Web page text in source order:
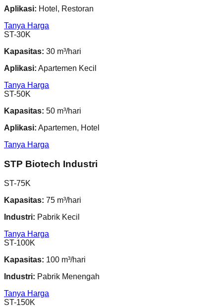
Aplikasi: Hotel, Restoran
Tanya Harga
ST-30K
Kapasitas: 30 m³/hari
Aplikasi: Apartemen Kecil
Tanya Harga
ST-50K
Kapasitas: 50 m³/hari
Aplikasi: Apartemen, Hotel
Tanya Harga
STP Biotech Industri
ST-75K
Kapasitas: 75 m³/hari
Industri: Pabrik Kecil
Tanya Harga
ST-100K
Kapasitas: 100 m³/hari
Industri: Pabrik Menengah
Tanya Harga
ST-150K